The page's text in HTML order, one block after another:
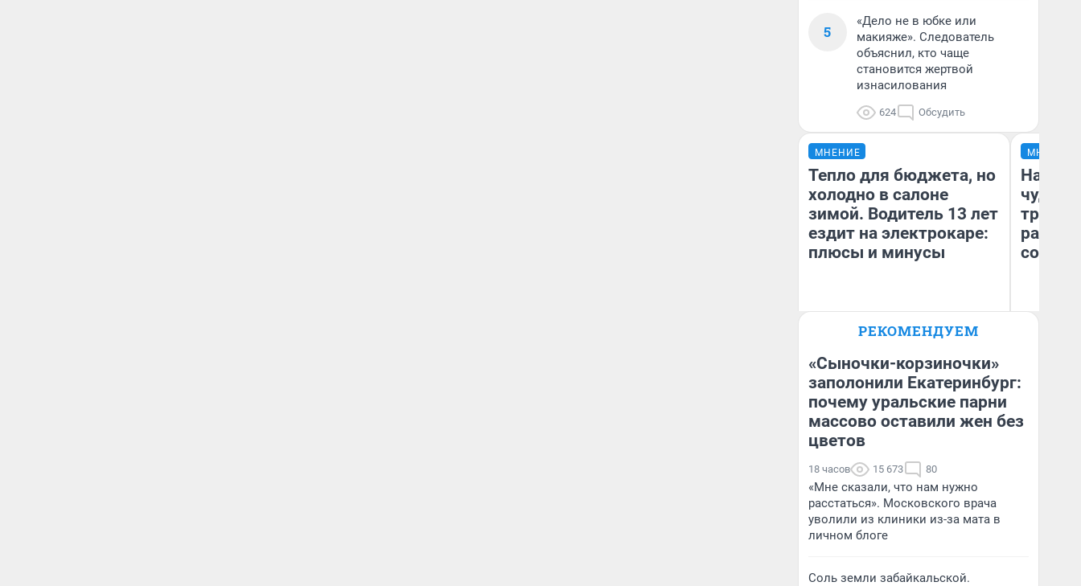
5
«Дело не в юбке или
макияже». Следователь
объяснил, кто чаще
становится жертвой
изнасилования
624 Обсудить
МНЕНИЕ
Тепло для бюджета, но
холодно в салоне
зимой. Водитель 13 лет
ездит на электрокаре:
плюсы и минусы
Денис Дедюхин
МНЕНИЕ
чудом
РЕКОМЕНДУЕМ
«Сыночки-корзиночки»
заполонили Екатеринбург:
почему уральские парни
массово оставили жен без
цветов
18 часов 15 673 80
«Мне сказали, что нам нужно
расстаться». Московского врача
уволили из клиники из-за мата в
личном блоге
Соль земли забайкальской.